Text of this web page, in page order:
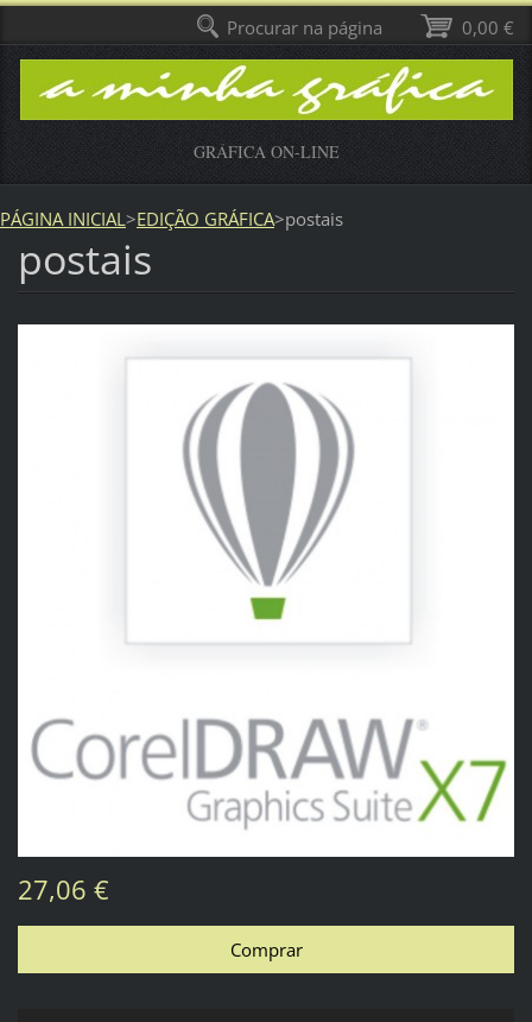
GRÁFICA ON-LINE
PÁGINA INICIAL >EDIÇÃO GRÁFICA>postais
postais
27,06 €
0,00 €
Procurar na página